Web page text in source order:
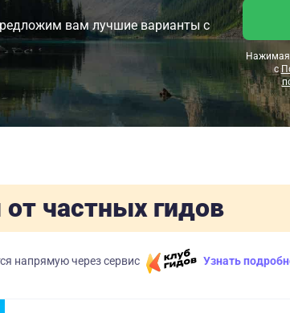
вам лучшие варианты с
Нажимая
с
частных гидов
напрямую через сервис Узнать